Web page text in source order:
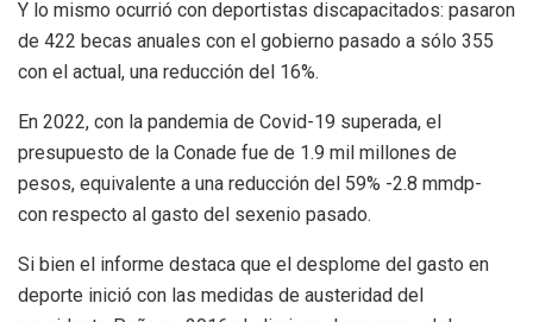
Y lo mismo ocurrió con deportistas discapacitados: pasaron
de 422 becas anuales con el gobierno pasado a sólo 355
con el actual, una reducción del 16%.
En 2022, con la pandemia de Covid-19 superada, el
presupuesto de la Conade fue de 1.9 mil millones de
pesos, equivalente a una reducción del 59% -2.8 mmdp-
con respecto al gasto del sexenio pasado.
Si bien el informe destaca que el desplome del gasto en
deporte inició con las medidas de austeridad del